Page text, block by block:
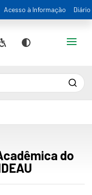
Acesso à Informação
Acessibilidade
Contraste
Alternar
do